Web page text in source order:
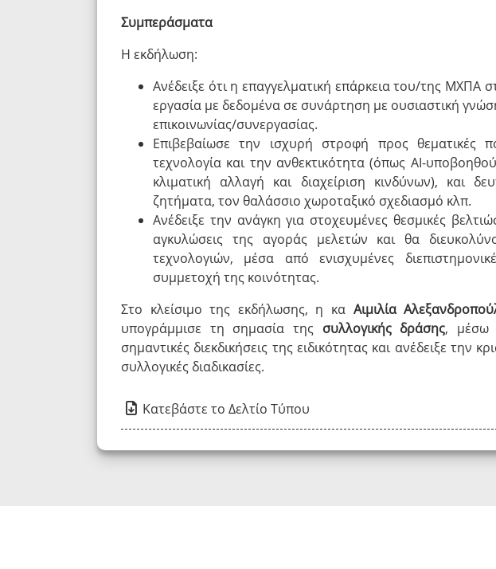
Συμπεράσματα
Η εκδήλωση:
Ανέδειξε ότι η επαγγελματική επάρκεια του/της ΜΧΠΑ
εργασία με δεδομένα σε συνάρτηση με ουσιαστική
επικοινωνίας/συνεργασίας.
Επιβεβαίωσε την ισχυρή στροφή προς θεματικές
τεχνολογία και την ανθεκτικότητα (όπως ΑΙ-
κλιματική αλλαγή και διαχείριση κινδύνων), και
ζητήματα, τον θαλάσσιο χωροταξικό σχεδιασμό κλπ.
Ανέδειξε την ανάγκη για στοχευμένες θεσμικές
αγκυλώσεις της αγοράς μελετών και θα
τεχνολογιών, μέσα από ενισχυμένες
συμμετοχή της κοινότητας.
Στο κλείσιμο της εκδήλωσης, η κα Αιμιλία
υπογράμμισε τη σημασία της συλλογικής δράσης, μέσω
σημαντικές διεκδικήσεις της ειδικότητας και ανέδειξε την
συλλογικές διαδικασίες.
Κατεβάστε το Δελτίο Τύπου